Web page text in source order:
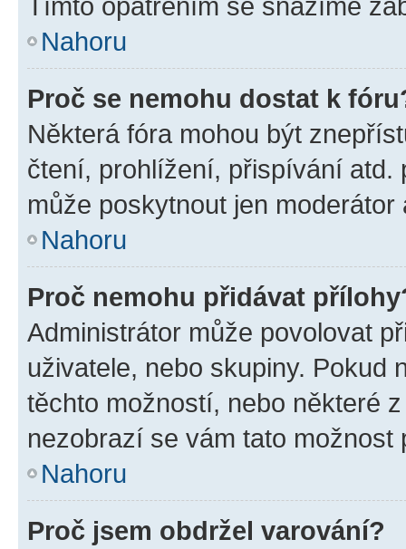
Nahoru
Proč se nemohu dostat k
Některá fóra mohou být
čtení, prohlížení, přispívání atd.
může poskytnout jen
Nahoru
Proč nemohu přidávat
Administrátor může povolovat
uživatele, nebo skupiny. Pokud
těchto možností, nebo některé
nezobrazí se vám tato
Nahoru
Proč jsem obdržel varování?